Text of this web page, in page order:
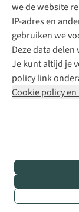
we de website
IP-adres en
gebruiken we
Deze data
Je kunt altijd je
policy link
Cookie policy